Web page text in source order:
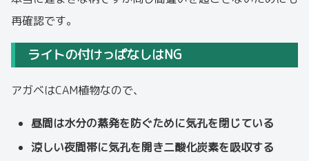
再確認です。
ライトの付けっぱなしはNG
アガベはCAM植物なので、
昼間は水分の蒸発を防ぐために気孔を閉じている
涼しい夜間帯に気孔を開き二酸化炭素を吸収する